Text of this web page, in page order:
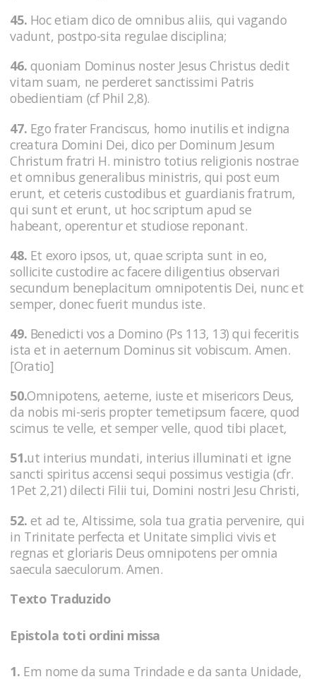
45. Hoc etiam dico de omnibus aliis, qui vagando
vadunt, postpo-sita regulae disciplina;
46. quoniam Dominus noster Jesus Christus dedit
vitam suam, ne perderet sanctissimi Patris
obedientiam (cf Phil 2,8).
47. Ego frater Franciscus, homo inutilis et indigna
creatura Domini Dei, dico per Dominum Jesum
Christum fratri H. ministro totius religionis nostrae
et omnibus generalibus ministris, qui post eum
erunt, et ceteris custodibus et guardianis fratrum,
qui sunt et erunt, ut hoc scriptum apud se
habeant, operentur et studiose reponant.
48. Et exoro ipsos, ut, quae scripta sunt in eo,
sollicite custodire ac facere diligentius observari
secundum beneplacitum omnipotentis Dei, nunc et
semper, donec fuerit mundus iste.
49. Benedicti vos a Domino (Ps 113, 13) qui feceritis
ista et in aeternum Dominus sit vobiscum. Amen.
[Oratio]
50.Omnipotens, aeterne, iuste et misericors Deus,
da nobis mi-seris propter temetipsum facere, quod
scimus te velle, et semper velle, quod tibi placet,
51.ut interius mundati, interius illuminati et igne
sancti spiritus accensi sequi possimus vestigia (cfr.
1Pet 2,21) dilecti Filii tui, Domini nostri Jesu Christi,
52. et ad te, Altissime, sola tua gratia pervenire, qui
in Trinitate perfecta et Unitate simplici vivis et
regnas et gloriaris Deus omnipotens per omnia
saecula saeculorum. Amen.
Texto Traduzido
Epistola toti ordini missa
1. Em nome da suma Trindade e da santa Unidade,